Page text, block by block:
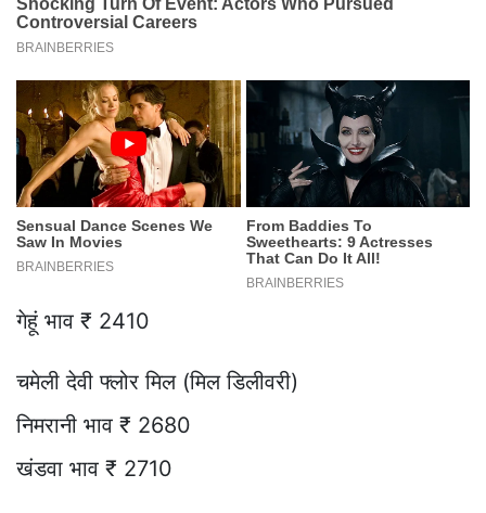
गेहूं भाव ₹ 2410
चमेली देवी फ्लोर मिल (मिल डिलीवरी)
निमरानी भाव ₹ 2680
खंडवा भाव ₹ 2710